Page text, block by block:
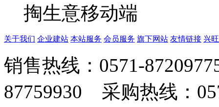
掏生意移动端
关于我们 企业建站 本站服务 会员服务 旗下网站 友情链接 兴
销售热线：0571-
87759930 采购热线：